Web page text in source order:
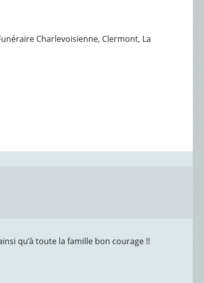
Charlevoisienne, Clermont, La
qu’à toute la famille bon courage !!